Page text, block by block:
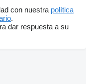
con nuestra política
.
dar respuesta a su